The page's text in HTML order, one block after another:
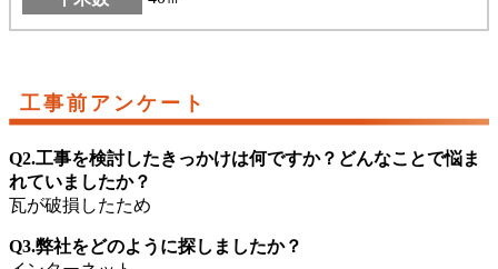
工事前アンケート
Q2.工事を検討したきっかけは何ですか？どんなことで悩ま
れていましたか？
瓦が破損したため
Q3.弊社をどのように探しましたか？